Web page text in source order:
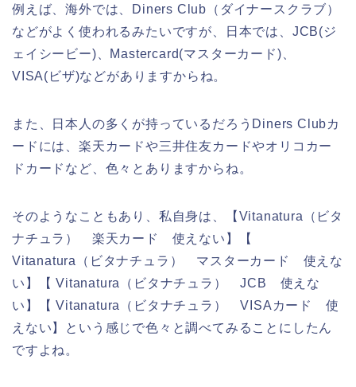
例えば、海外では、Diners Club（ダイナースクラブ）
などがよく使われるみたいですが、日本では、JCB(ジ
ェイシービー)、Mastercard(マスターカード)、
VISA(ビザ)などがありますからね。
また、日本人の多くが持っているだろうDiners Clubカ
ードには、楽天カードや三井住友カードやオリコカー
ドカードなど、色々とありますからね。
そのようなこともあり、私自身は、【Vitanatura（ビタ
ナチュラ） 楽天カード 使えない】【
Vitanatura（ビタナチュラ） マスターカード 使えな
い】【 Vitanatura（ビタナチュラ） JCB 使えな
い】【 Vitanatura（ビタナチュラ） VISAカード 使
えない】という感じで色々と調べてみることにしたん
ですよね。